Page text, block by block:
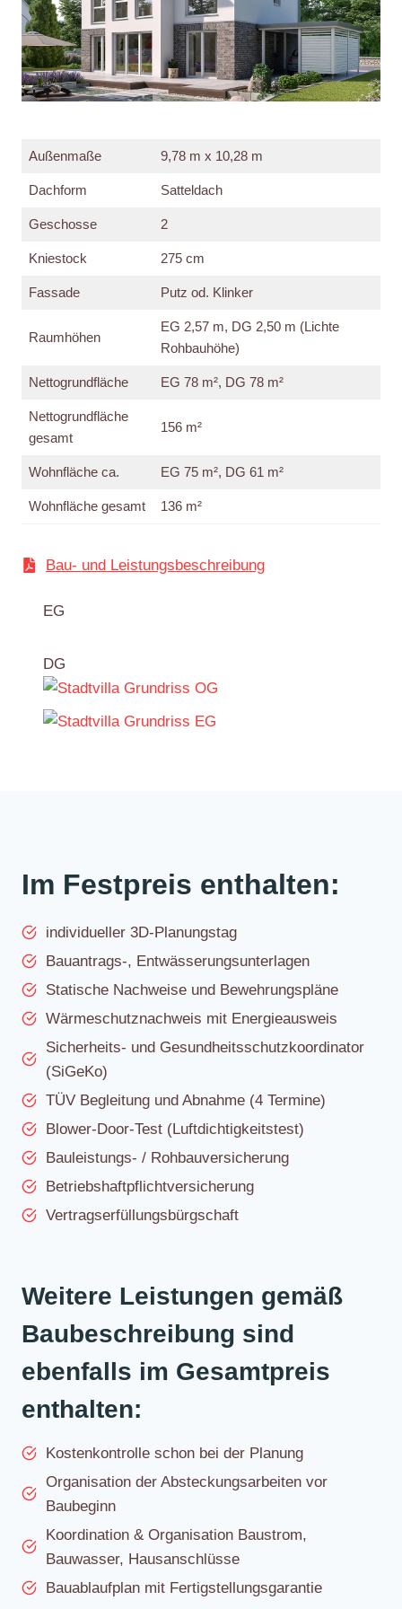
Außenmaße 9,78 m x 10,28 m
Dachform Satteldach
Geschosse 2
Kniestock 275 cm
Fassade Putz od. Klinker
Raumhöhen
EG 2,57 m, DG 2,50 m (Lichte
Rohbauhöhe)
Nettogrundfläche EG 78 m², DG 78 m²
Nettogrundfläche
gesamt
156 m²
Wohnfläche ca. EG 75 m², DG 61 m²
Wohnfläche gesamt 136 m²
Bau- und Leistungsbeschreibung
EG
DG
Im Festpreis enthalten:
individueller 3D-Planungstag
Bauantrags-, Entwässerungsunterlagen
Statische Nachweise und Bewehrungspläne
Wärmeschutznachweis mit Energieausweis
Sicherheits- und Gesundheitsschutzkoordinator
(SiGeKo)
TÜV Begleitung und Abnahme (4 Termine)
Blower-Door-Test (Luftdichtigkeitstest)
Bauleistungs- / Rohbauversicherung
Betriebshaftpflichtversicherung
Vertragserfüllungsbürgschaft
Weitere Leistungen gemäß
Baubeschreibung sind
ebenfalls im Gesamtpreis
enthalten:
Kostenkontrolle schon bei der Planung
Organisation der Absteckungsarbeiten vor
Baubeginn
Koordination & Organisation Baustrom,
Bauwasser, Hausanschlüsse
Bauablaufplan mit Fertigstellungsgarantie